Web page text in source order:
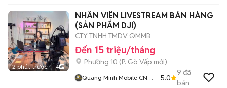
2 phút trước 4
NHÂN VIÊN LIVESTREAM BÁN HÀNG
(SẢN PHẨM DJI)
CTY TNHH TMDV QMMB
Đến 15 triệu/tháng
Phường 10 (P. Gò Vấp mới)
Quang Minh Mobile CN
5.0
9 đã
bán